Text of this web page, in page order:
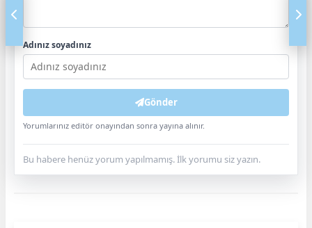
Adınız soyadınız
Gönder
Yorumlarınız editör onayından sonra yayına alınır.
Bu habere henüz yorum yapılmamış. İlk yorumu siz yazın.